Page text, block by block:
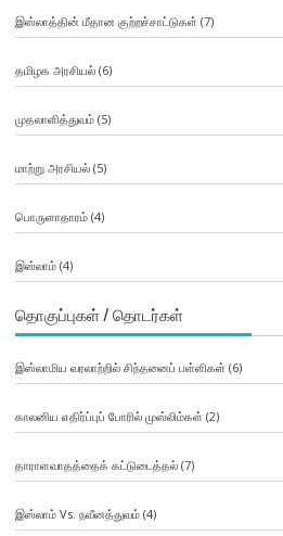
இஸ்லாத்தின் மீதான குற்றச்சாட்டுகள் (7)
தமிழக அரசியல்(6)
முதலாளித்துவம்(5)
மாற்று அரசியல்(5)
பொருளாதாரம்(4)
இஸ்லாம்(4)
தொகுப்புகள் / தொடர்கள்
இஸ்லாமிய வரலாற்றில் சிந்தனைப் பள்ளிகள் (6)
காலனிய எதிர்ப்புப் போரில் முஸ்லிம்கள் (2)
தாராளவாதத்தைக் கட்டுடைத்தல்(7)
இஸ்லாம் Vs. நவீனத்துவம்(4)